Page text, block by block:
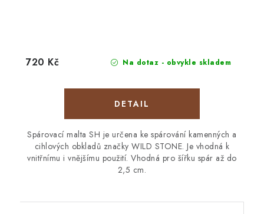
Na dotaz - obvykle skladem
720 Kč
Spárovací malta SH je určena ke spárování kamenných a
cihlových obkladů značky WILD STONE. Je vhodná k
vnitřnímu i vnějšímu použití. Vhodná pro šířku spár až do
2,5 cm.